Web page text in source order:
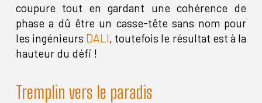
coupure tout en gardant une cohérence de
phase a dû être un casse-tête sans nom pour
les ingénieurs DALI, toutefois le résultat est à la
hauteur du défi !
Tremplin vers le paradis